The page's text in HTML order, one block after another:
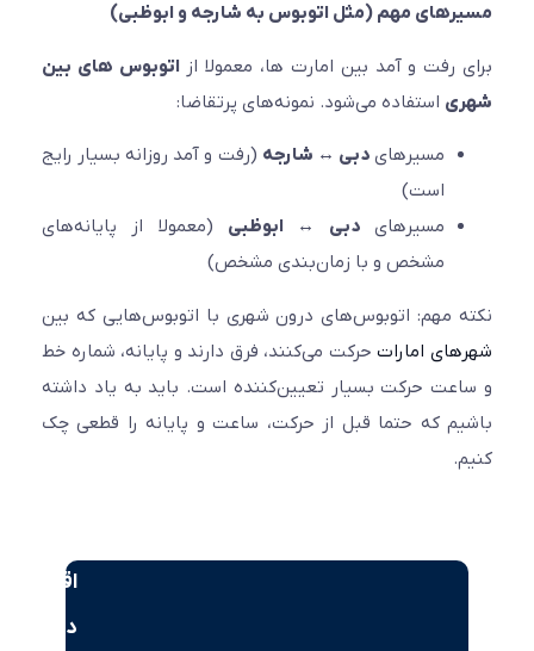
مهم (مثل اتوبوس به شارجه و ابوظبی)
رفت و آمد بین امارت ها، معمولا ازاتوبوس های بین
استفاده می‌شود. نمونه‌های پرتقاضا:
مسیرهایدبی ↔ شارجه (رفت و آمد روزانه بسیار رایج
مسیرهایدبی ↔ ابوظبی (معمولا از پایانه‌های
مشخص و با زمان‌بندی مشخص)
مهم: اتوبوس‌های درون شهری با اتوبوس‌هایی که بین
اماراتحرکت می‌کنند، فرق دارند و پایانه، شماره خط
حرکت بسیار تعیین‌کننده است. باید به یاد داشته
که حتما قبل از حرکت، ساعت و پایانه را قطعی چک